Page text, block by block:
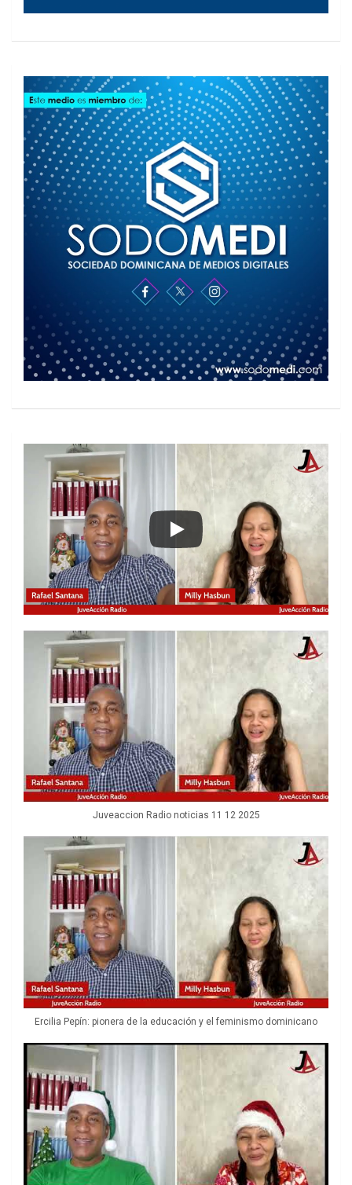
Juveaccion Radio noticias 11 12 2025
Ercilia Pepín: pionera de la educación y el feminismo dominicano